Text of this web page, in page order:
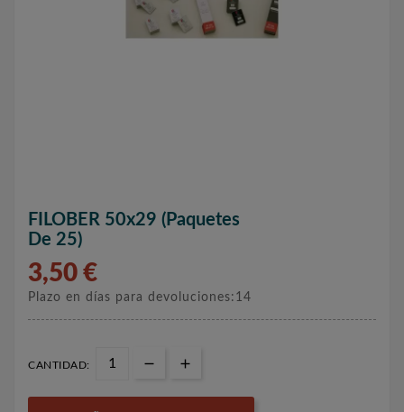
FILOBER 50x29 (paquetes
De 25)
3,50 €
Plazo en días para devoluciones:14
CANTIDAD: